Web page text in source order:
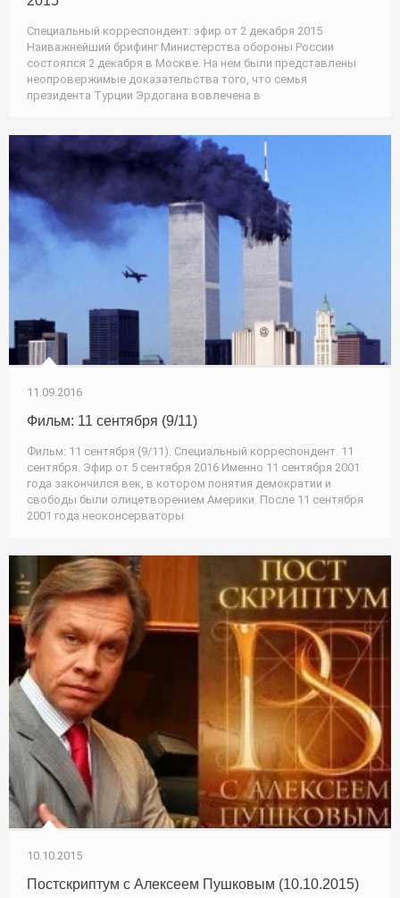
Специальный корреспондент: эфир от 2 декабря 2015
Наиважнейший брифинг Министерства обороны России
состоялся 2 декабря в Москве. На нем были представлены
неопровержимые доказательства того, что семья
президента Турции Эрдогана вовлечена в
11.09.2016
Фильм: 11 сентября (9/11)
Фильм: 11 сентября (9/11). Специальный корреспондент. 11
сентября. Эфир от 5 сентября 2016 Именно 11 сентября 2001
года закончился век, в котором понятия демократии и
свободы были олицетворением Америки. После 11 сентября
2001 года неоконсерваторы
10.10.2015
Постскриптум с Алексеем Пушковым (10.10.2015)